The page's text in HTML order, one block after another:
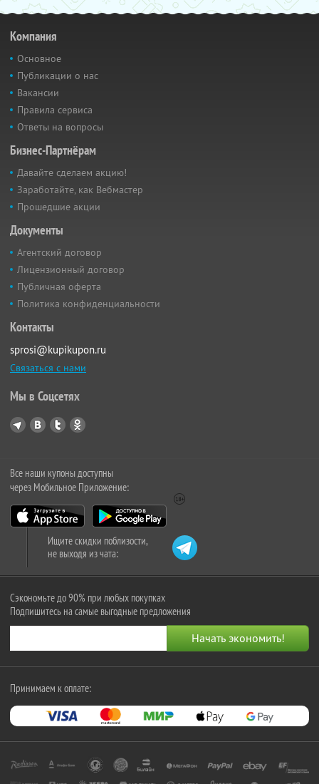
Компания
Основное
Публикации о нас
Вакансии
Правила сервиса
Ответы на вопросы
Бизнес-Партнёрам
Давайте сделаем акцию!
Заработайте, как Вебмастер
Прошедшие акции
Документы
Агентский договор
Лицензионный договор
Публичная оферта
Политика конфиденциальности
Контакты
sprosi@kupikupon.ru
Связаться с нами
Мы в Соцсетях
Все наши купоны доступны
через Мобильное Приложение:
Ищите скидки поблизости,
не выходя из чата:
Сэкономьте до 90% при любых покупках
Подпишитесь на самые выгодные предложения
Принимаем к оплате: